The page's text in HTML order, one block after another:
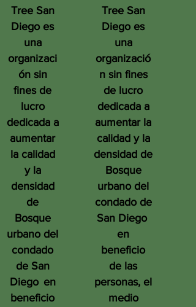
Tree San
Diego es
una
organizaci
ón sin
fines de
lucro
dedicada a
aumentar
la calidad
y la
densidad
de
Bosque
urbano del
condado
de San
Diego en
beneficio
Tree San
Diego es
una
organizació
n sin fines
de lucro
dedicada a
aumentar la
calidad y la
densidad de
Bosque
urbano del
condado de
San Diego
en
beneficio
de las
personas, el
medio